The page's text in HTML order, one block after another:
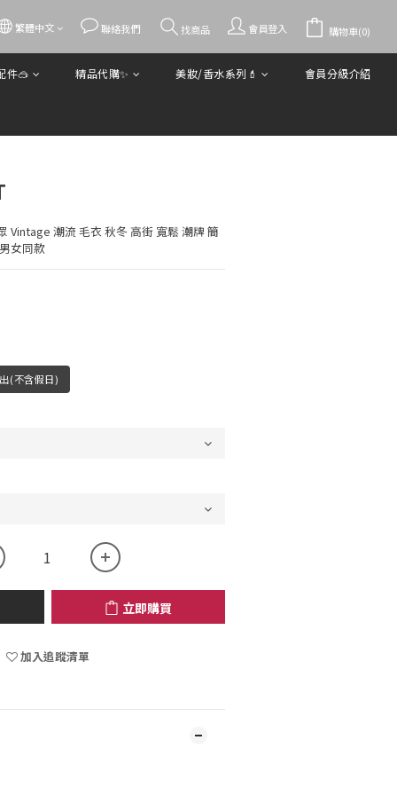
繁體中文 聯絡我們 找商品 會員登入 購物車(0)
件🥽 精品代購✨ 美妝/香水系列💄 會員分級介紹
Vintage 潮流 毛衣 秋冬 高街 寬鬆 潮牌 簡
女同款
(不含假日)
立即購買
加入追蹤清單
立即購買